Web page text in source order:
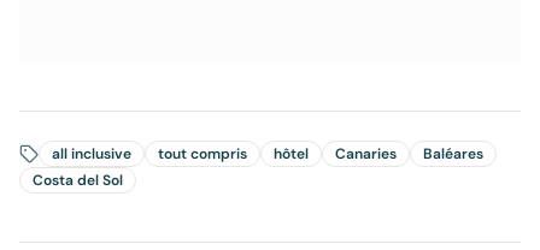
all inclusive tout compris hôtel Canaries
Baléares
Costa del Sol